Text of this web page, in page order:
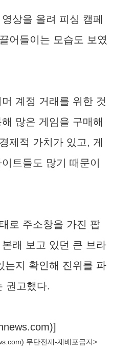
상을 올려 피싱 캠페
어들이는 모습도 보였
계정 거래를 위한 것
많은 게임을 구매해
제적 가치가 있고, 게
트들도 많기 때문이
로 주소창을 가진 팝
래 보고 있던 큰 브라
는지 확인해 진위를 파
권고했다.
)]
) 무단전재-재배포금지>